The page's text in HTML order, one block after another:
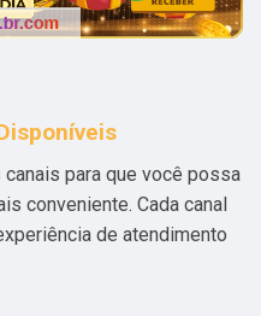
para que você possa
conveniente. Cada canal
de atendimento